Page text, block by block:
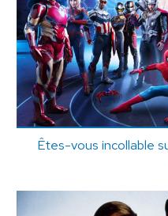
Êtes-vous incollable